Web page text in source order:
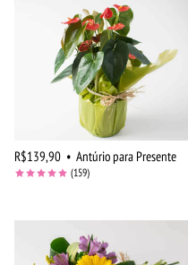
R$139,90 • Antúrio para Presente
(159)